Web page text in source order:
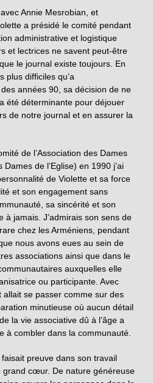
Annie Mesrobian, et
a présidé le comité pendant
administrative et logistique
et lectrices ne savent peut-être
le journal existe toujours. En
plus difficiles qu’a
années 90, sa décision de ne
été déterminante pour déjouer
de notre journal et en assurer la
de l’Association des Dames
de l’Eglise) en 1990 j’ai
de Violette et sa force
et son engagement sans
sa sincérité et son
à jamais. J’admirais son sens de
chez les Arméniens, pendant
nous avons eues au sein de
associations ainsi que dans le
auxquelles elle
ou participante. Avec
se passer comme sur des
minutieuse où aucun détail
la vie associative dû à l’âge a
à combler dans la communauté.
preuve dans son travail
grand cœur. De nature généreuse